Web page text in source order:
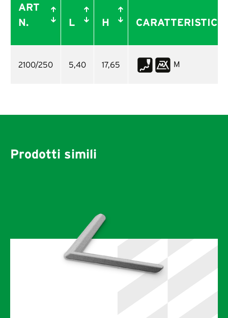
ART
N.
L H
2100/250 5,40 17,65 M
Prodotti simili